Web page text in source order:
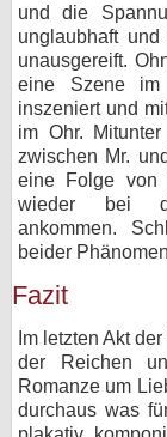
und die
unglaubhaft
unausgereift.
eine Szene
inszeniert und
im Ohr.
zwischen Mr.
eine Folge von
wieder bei
ankommen.
beider
Fazit
Im letzten Akt
der Reichen
Romanze um
durchaus was